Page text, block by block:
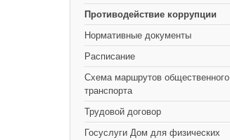
Противодействие коррупции
Нормативные документы
Расписание
Схема маршрутов общественного
транспорта
Трудовой договор
Госуслуги Дом для физических